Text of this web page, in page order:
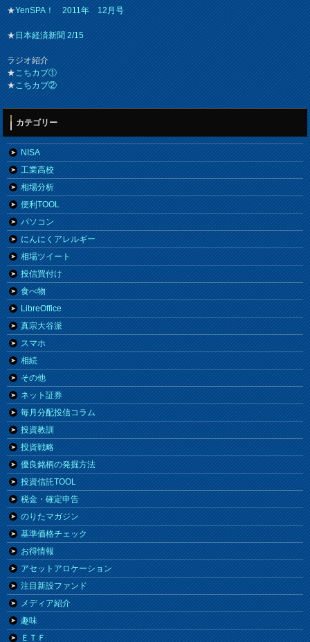
★YenSPA！ 2011年 12月号
★日本経済新聞 2/15
ラジオ紹介
★こちカブ①
★こちカブ②
カテゴリー
NISA
工業高校
相場分析
便利TOOL
パソコン
にんにくアレルギー
相場ツイート
投信買付け
食べ物
LibreOffice
真宗大谷派
スマホ
相続
その他
ネット証券
毎月分配投信コラム
投資教訓
投資戦略
優良銘柄の発掘方法
投資信託TOOL
税金・確定申告
のりたマガジン
基準価格チェック
お得情報
アセットアロケーション
注目新設ファンド
メディア紹介
趣味
ＥＴＦ